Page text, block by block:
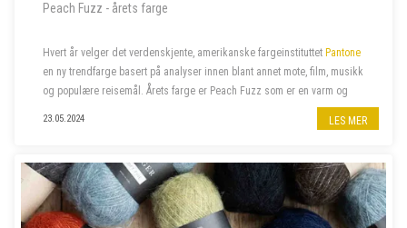
Peach Fuzz - årets farge
Hvert år velger det verdenskjente, amerikanske fargeinstituttet Pantone
en ny trendfarge basert på analyser innen blant annet mote, film, musikk
og populære reisemål. Årets farge er Peach Fuzz som er en varm og
velkommen farge som beriker sinn, kropp og sjel. Naturligvi...
23.05.2024 LES MER